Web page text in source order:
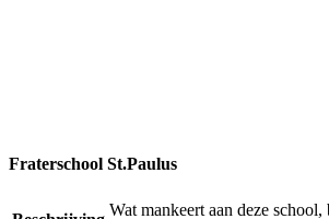
Fraterschool St.Paulus
Wat mankeert aan deze school,